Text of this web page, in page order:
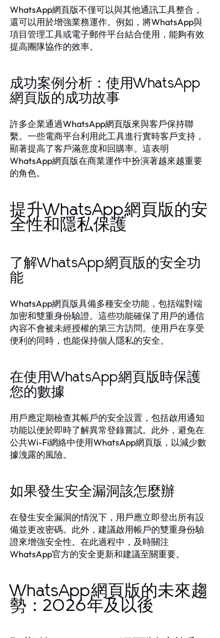
WhatsApp網頁版不僅可以與其他通訊工具整合，
還可以用於增強業務運作。例如，將WhatsApp與
項目管理工具或電子郵件平台結合使用，能夠有效
提高團隊協作的效率。
成功案例分析：使用WhatsApp
網頁版的成功故事
許多企業通過WhatsApp網頁版來與客戶保持聯
繫。一些電商平台利用此工具進行實時客戶支持，
顯著提高了客戶滿意度和回購率。這表明
WhatsApp網頁版在商業運作中扮演著越來越重要
的角色。
提升WhatsApp網頁版的安
全性和隱私保護
了解WhatsApp網頁版的安全功
能
WhatsApp網頁版具備多種安全功能，包括端對端
加密和雙重身份驗證。這些功能確保了用戶的通信
內容不會被未經授權的第三方訪問。使用戶在享受
便利的同時，也能保持個人隱私的安全。
在使用WhatsApp網頁版時保護
您的數據
用戶應定期檢查其帳戶的安全設置，包括啟用通知
功能以便於即時了解異常登錄嘗試。此外，避免在
公共Wi-Fi網絡中使用WhatsApp網頁版，以減少數
據洩露的風險。
如果發生安全漏洞該怎麼辦
在發生安全漏洞的情況下，用戶應立即登出所有設
備並更改密碼。此外，建議啟用帳戶的雙重身份驗
證來增強安全性。在此過程中，及時關注
WhatsApp官方的安全更新和建議至關重要。
WhatsApp網頁版的未來趨
勢：2026年及以後